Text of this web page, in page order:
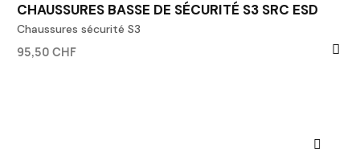
CHAUSSURES BASSE DE SÉCURITÉ S3 SRC ESD
Chaussures sécurité S3
95,50 CHF